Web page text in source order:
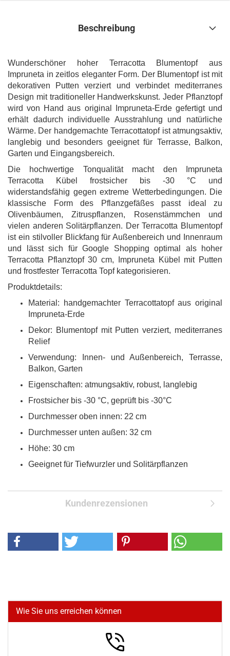
Beschreibung
Wunderschöner hoher Terracotta Blumentopf aus
Impruneta in zeitlos eleganter Form. Der Blumentopf ist mit
dekorativen Putten verziert und verbindet mediterranes
Design mit traditioneller Handwerkskunst. Jeder Pflanztopf
wird von Hand aus original Impruneta-Erde gefertigt und
erhält dadurch individuelle Ausstrahlung und natürliche
Wärme. Der handgemachte Terracottatopf ist atmungsaktiv,
langlebig und besonders geeignet für Terrasse, Balkon,
Garten und Eingangsbereich.
Die hochwertige Tonqualität macht den Impruneta
Terracotta Kübel frostsicher bis -30 °C und
widerstandsfähig gegen extreme Wetterbedingungen. Die
klassische Form des Pflanzgefäßes passt ideal zu
Olivenbäumen, Zitruspflanzen, Rosenstämmchen und
vielen anderen Solitärpflanzen. Der Terracotta Blumentopf
ist ein stilvoller Blickfang für Außenbereich und Innenraum
und lässt sich für Google Shopping optimal als hoher
Terracotta Pflanztopf 30 cm, Impruneta Kübel mit Putten
und frostfester Terracotta Topf kategorisieren.
Produktdetails:
Material: handgemachter Terracottatopf aus original
Impruneta-Erde
Dekor: Blumentopf mit Putten verziert, mediterranes
Relief
Verwendung: Innen- und Außenbereich, Terrasse,
Balkon, Garten
Eigenschaften: atmungsaktiv, robust, langlebig
Frostsicher bis -30 °C, geprüft bis -30°C
Durchmesser oben innen: 22 cm
Durchmesser unten außen: 32 cm
Höhe: 30 cm
Geeignet für Tiefwurzler und Solitärpflanzen
Kundenrezensionen
Wie Sie uns erreichen können